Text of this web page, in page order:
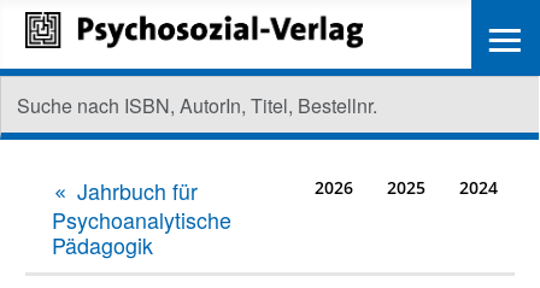
Jahrbuch für
Psychoanalytische
Pädagogik
2026 2025 2024
≡